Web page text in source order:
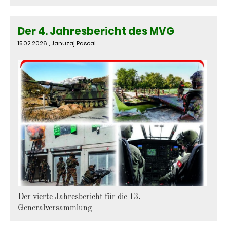
Der 4. Jahresbericht des MVG
15.02.2026 , Januzaj Pascal
Der vierte Jahresbericht für die 13.
Generalversammlung